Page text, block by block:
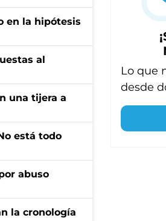
en la hipótesis
al
una tijera a
está todo
abuso
la cronología
Lo que
desde